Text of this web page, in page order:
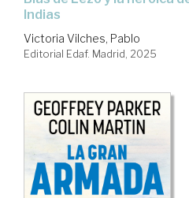
Indias
Victoria Vilches, Pablo
Editorial Edaf. Madrid, 2025